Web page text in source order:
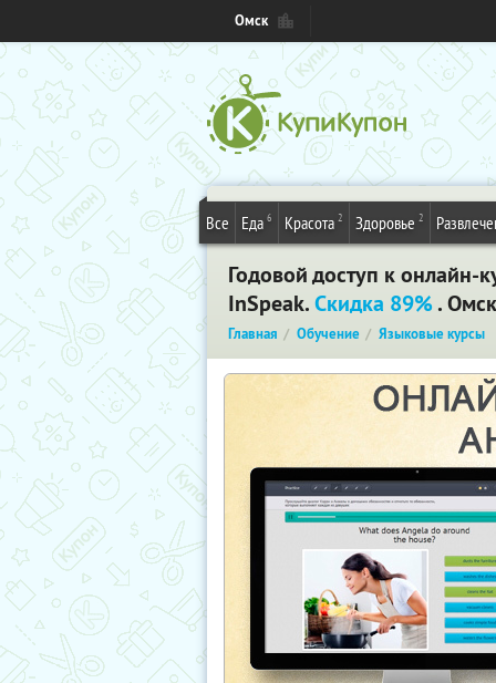
Омск
Все Еда 6 Красота 2 Здоровье 2
Годовой доступ к онлайн-
InSpeak.Скидка 89%. Омск
Главная Обучение Языковые курсы